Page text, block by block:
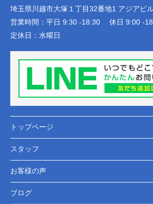
埼玉県川越市大塚１丁目32番地1 アジアビ
営業時間： 平日 9:30 -18:30 休日 9:00 -
定休日： 水曜日
トップページ
スタッフ
お客様の声
ブログ